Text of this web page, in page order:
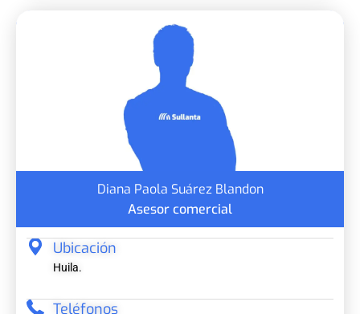
Diana Paola Suárez Blandon
Asesor comercial
Ubicación
Huila.
Teléfonos